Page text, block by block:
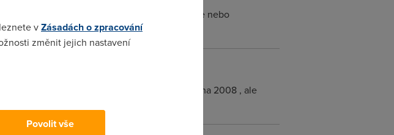
rychlost co tady pisou jestli je pro 1 uzivatele nebo
. Co jedna paní povídala , tak to už vypadalo na 2008 , ale
vZásadách o zpracování
změnit jejich nastavení
Povolit vše